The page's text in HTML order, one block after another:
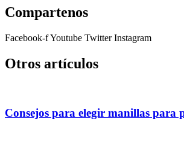
Compartenos
Facebook-fYoutube Twitter Instagram
Otros artículos
Consejos para elegir manillas para